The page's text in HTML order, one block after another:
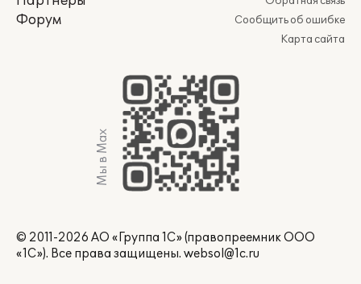
Форум
Сообщить об ошибке
Карта сайта
Мы в Max
© 2011-2026 АО «Группа 1С» (правопреемник ООО
«1С»). Все права защищены. websol@1c.ru